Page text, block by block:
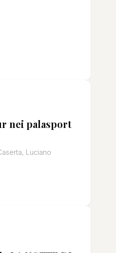
nei palasport
Luciano